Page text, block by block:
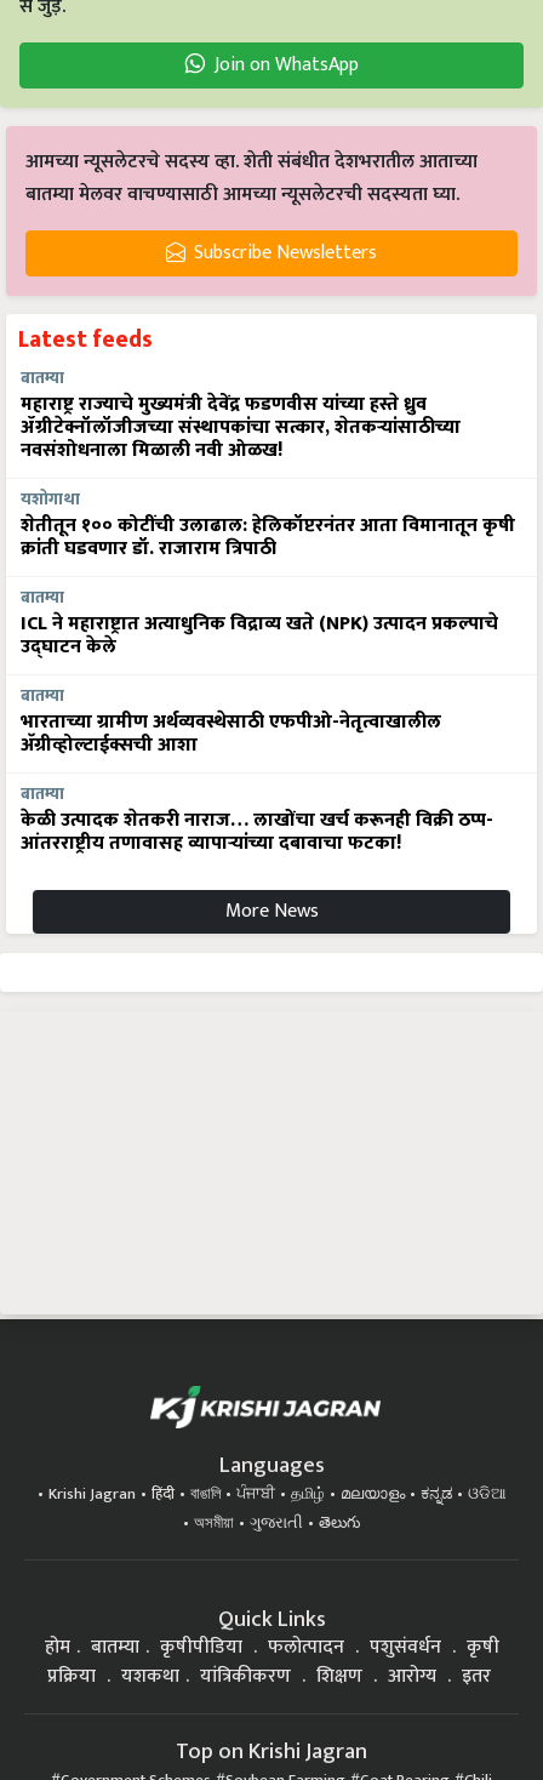
Join on WhatsApp
आमच्या न्यूसलेटरचे सदस्य व्हा. शेती संबंधीत देशभरातील आताच्या
बातम्या मेलवर वाचण्यासाठी आमच्या न्यूसलेटरची सदस्यता घ्या.
Subscribe Newsletters
Latest feeds
बातम्या
महाराष्ट्र राज्याचे मुख्यमंत्री देवेंद्र फडणवीस यांच्या हस्ते ध्रुव
ॲग्रीटेक्नॉलॉजीजच्या संस्थापकांचा सत्कार, शेतकऱ्यांसाठीच्या
नवसंशोधनाला मिळाली नवी ओळख!
यशोगाथा
शेतीतून १०० कोटींची उलाढाल: हेलिकॉप्टरनंतर आता विमानातून कृषी
क्रांती घडवणार डॉ. राजाराम त्रिपाठी
बातम्या
ICL ने महाराष्ट्रात अत्याधुनिक विद्राव्य खते (NPK) उत्पादन प्रकल्पाचे
उद्घाटन केले
बातम्या
भारताच्या ग्रामीण अर्थव्यवस्थेसाठी एफपीओ-नेतृत्वाखालील
अ‍ॅग्रीव्होल्टाईक्सची आशा
बातम्या
केळी उत्पादक शेतकरी नाराज… लाखोंचा खर्च करूनही विक्री ठप्प-
आंतरराष्ट्रीय तणावासह व्यापाऱ्यांच्या दबावाचा फटका!
More News
Languages
Krishi Jagran हिंदी বাঙালি ਪੰਜਾਬੀ தமிழ் മലയാളം ಕನ್ನಡ
ଓଡିଆ
অসমীয়া
ગુજરાતી తెలుగు
Quick Links
होम बातम्या कृषीपीडिया फलोत्पादन पशुसंवर्धन
कृषी
प्रक्रिया
यशकथा यांत्रिकीकरण शिक्षण आरोग्य इतर
Top on Krishi Jagran